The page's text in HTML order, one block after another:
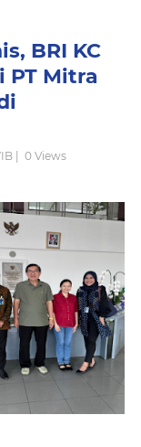
BRI KC
PT Mitra
| 0 Views